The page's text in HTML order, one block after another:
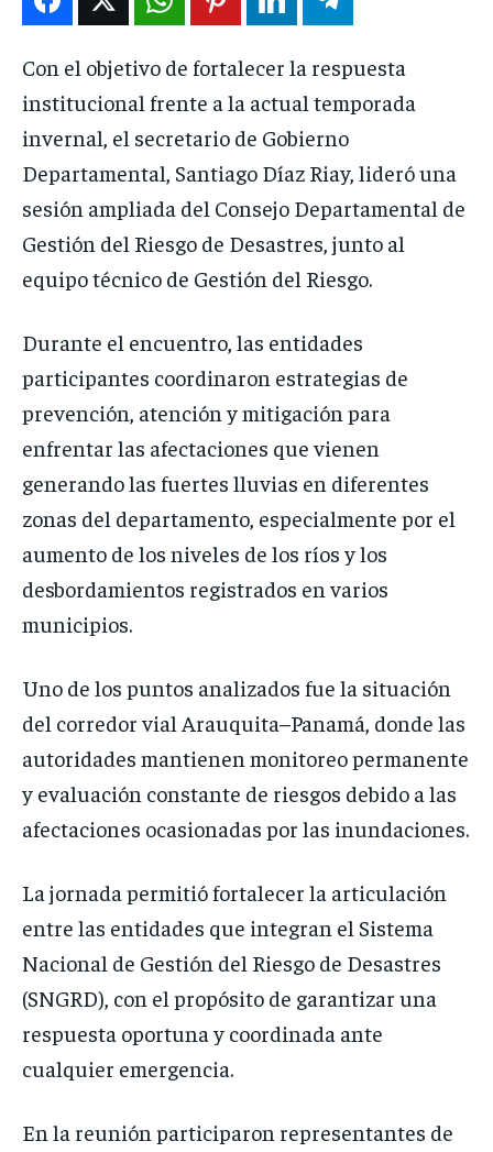
Con el objetivo de fortalecer la respuesta
institucional frente a la actual temporada
invernal, el secretario de Gobierno
Departamental, Santiago Díaz Riay, lideró una
sesión ampliada del Consejo Departamental de
Gestión del Riesgo de Desastres, junto al
equipo técnico de Gestión del Riesgo.
Durante el encuentro, las entidades
participantes coordinaron estrategias de
prevención, atención y mitigación para
enfrentar las afectaciones que vienen
generando las fuertes lluvias en diferentes
zonas del departamento, especialmente por el
aumento de los niveles de los ríos y los
desbordamientos registrados en varios
municipios.
Uno de los puntos analizados fue la situación
del corredor vial Arauquita–Panamá, donde las
autoridades mantienen monitoreo permanente
y evaluación constante de riesgos debido a las
afectaciones ocasionadas por las inundaciones.
La jornada permitió fortalecer la articulación
entre las entidades que integran el Sistema
Nacional de Gestión del Riesgo de Desastres
(SNGRD), con el propósito de garantizar una
respuesta oportuna y coordinada ante
cualquier emergencia.
En la reunión participaron representantes de